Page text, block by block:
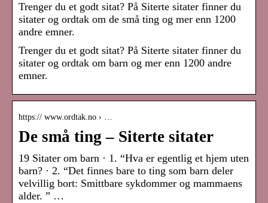
Trenger du et godt sitat? På Siterte sitater finner du
sitater og ordtak om de små ting og mer enn 1200
andre emner.
Trenger du et godt sitat? På Siterte sitater finner du
sitater og ordtak om barn og mer enn 1200 andre
emner.
https:// www.ordtak.no › …
De små ting – Siterte sitater
19 Sitater om barn · 1. “Hva er egentlig et hjem uten
barn? · 2. “Det finnes bare to ting som barn deler
velvillig bort: Smittbare sykdommer og mammaens
alder. ” …